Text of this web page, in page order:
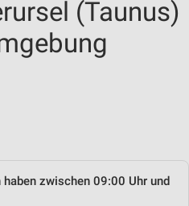
(Taunus)
zwischen 09:00 Uhr und